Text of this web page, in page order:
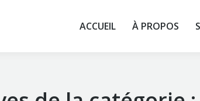
ACCUEIL À PROPOS
CONTACT